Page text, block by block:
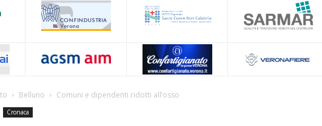
Belluno Comuni e dipendenti ridotti all’osso
Cronaca